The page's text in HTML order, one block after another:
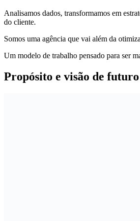
Analisamos dados, transformamos em
do cliente.
Somos uma agência que vai além da
Um modelo de trabalho pensado para ser
Propósito e visão de futuro